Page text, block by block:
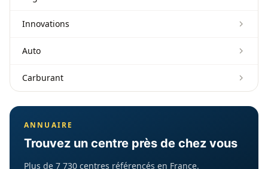
Innovations
Auto
Carburant
ANNUAIRE
Trouvez un centre près de chez vous
Plus de 7 730 centres référencés en France.